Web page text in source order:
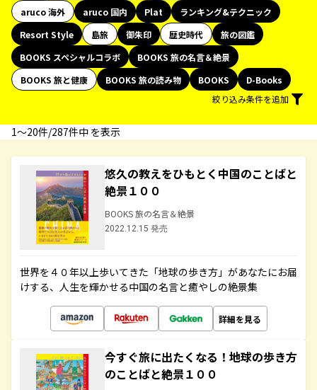
aruco 海外
aruco 国内 Plat
ランキング&テクニック
Resort Style
島旅 御朱印 歴史時代
旅の図鑑
BOOKS スペシャルコラボ
BOOKS 旅の名言＆絶景
BOOKS 旅と健康
BOOKS 旅の読み物 BOOKS
D-Books
絞り込み条件を追加
1〜20件/287件中 を表示
悠久の教えをひもとく中国のことばと
絶景１００
BOOKS 旅の名言＆絶景
2022.12.15 発売
世界を４０年以上歩いてきた「地球の歩き方」があなたにお届
けする、人生を輝かせる中国の名言と癒やしの絶景集
詳細を見る
今すぐ旅に出たくなる！地球の歩き方
のことばと絶景１００